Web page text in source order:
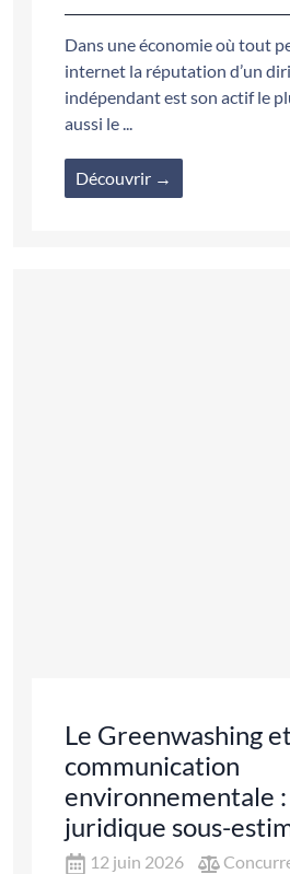
Dans une économie où tout
internet la réputation d’un
indépendant est son actif le
aussi le ...
Découvrir →
Le Greenwashing
communication
environnementale
juridique sous-
12 juin 2026